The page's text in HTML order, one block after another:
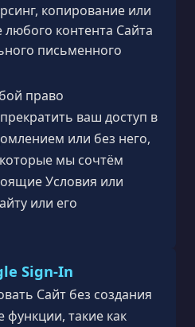
копирование или
контента Сайта
письменного
право
ваш доступ в
или без него,
мы сочтём
Условия или
или его
Sign-In
Сайт без создания
функции, такие как